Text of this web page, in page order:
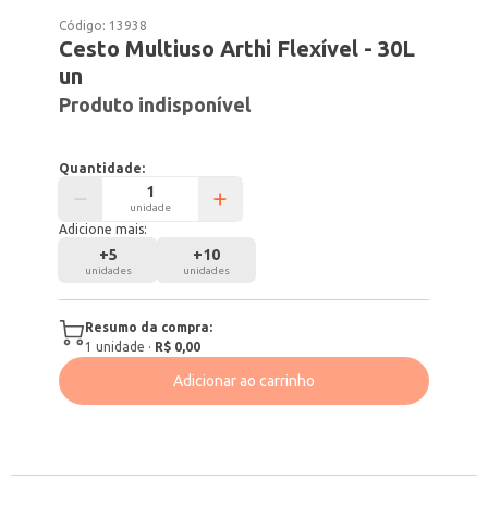
Código: 13938
Cesto Multiuso Arthi Flexível - 30L
un
Produto indisponível
Quantidade:
unidade
Adicione mais:
+5
unidades
+10
unidades
Resumo da compra:
1 unidade · R$ 0,00
Adicionar ao carrinho